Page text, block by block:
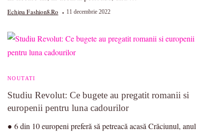
Echipa Fashion8.ro 11 decembrie 2022
NOUTATI
Studiu Revolut: Ce bugete au pregatit romanii si
europenii pentru luna cadourilor
● 6 din 10 europeni preferă să petreacă acasă Crăciunul, anul